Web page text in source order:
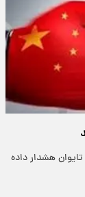
هشدار داده